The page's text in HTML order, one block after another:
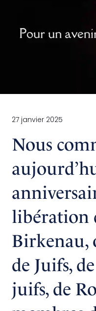
27 janvier 2025
Nous
libération
Birkenau,
de Juifs,
juifs, de